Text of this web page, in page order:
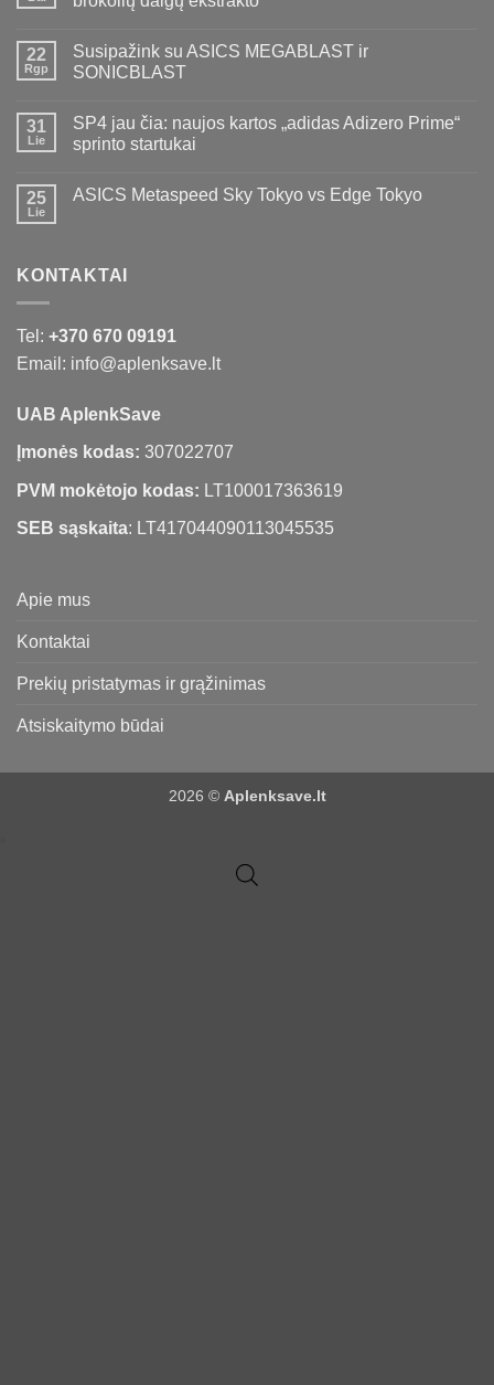
22
Rgp
Susipažink su ASICS MEGABLAST ir
SONICBLAST
31
Lie
SP4 jau čia: naujos kartos „adidas Adizero Prime“
sprinto startukai
25
Lie
ASICS Metaspeed Sky Tokyo vs Edge Tokyo
KONTAKTAI
Tel: +370 670 09191
Email: info@aplenksave.lt
UAB AplenkSave
Įmonės kodas: 307022707
PVM mokėtojo kodas: LT100017363619
SEB sąskaita: LT417044090113045535
Apie mus
Kontaktai
Prekių pristatymas ir grąžinimas
Atsiskaitymo būdai
2026 © Aplenksave.lt